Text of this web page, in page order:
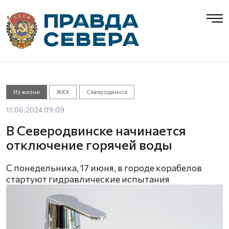
Из жизни ЖКХ Северодвинск
17.06.2024 09:09
В Северодвинске начинается
отключение горячей воды
С понедельника, 17 июня, в городе корабелов
стартуют гидравлические испытания